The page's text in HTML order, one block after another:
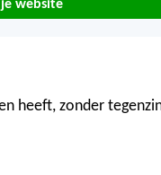
website
heeft, zonder